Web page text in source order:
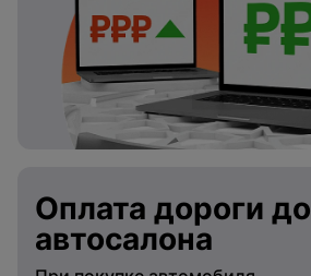
Оплата дороги до
автосалона